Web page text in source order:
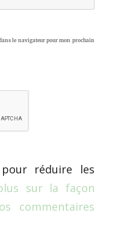
le navigateur pour mon prochain
réduire les
sur la façon
commentaires